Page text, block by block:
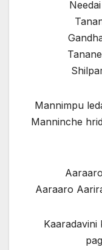
Mannimpu
Manninche
Aaraaro